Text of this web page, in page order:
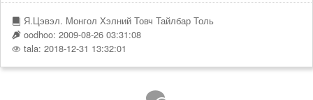
Я.Цэвэл. Монгол Хэлний Товч Тайлбар Толь
oodhoo: 2009-08-26 03:31:08
tala: 2018-12-31 13:32:01